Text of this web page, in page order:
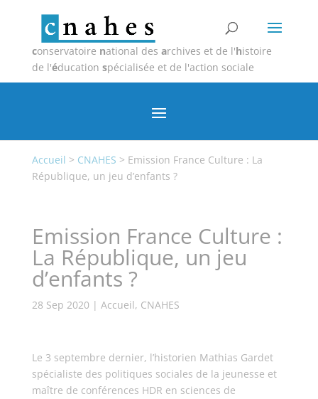
conservatoire national des archives et de l'histoire
de l'éducation spécialisée et de l'action sociale
Accueil > CNAHES > Emission France Culture : La
République, un jeu d’enfants ?
Emission France Culture :
La République, un jeu
d’enfants ?
28 Sep 2020 | Accueil, CNAHES
Le 3 septembre dernier, l’historien Mathias Gardet
spécialiste des politiques sociales de la jeunesse et
maître de conférences HDR en sciences de